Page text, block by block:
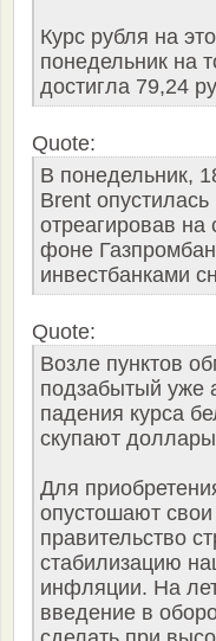
Курс рубля на
понедельник на
достигла 79,24
Quote:
В понедельник,
Brent
отреагировав
фоне
инвестбанками
Quote:
Возле пунктов
подзабытый уже
падения курса
скупают
Для
опустошают
правительство
стабилизацию
инфляции. На
введение в